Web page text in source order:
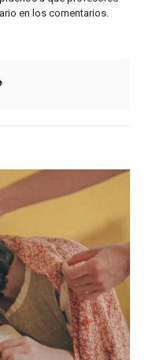
en los comentarios.